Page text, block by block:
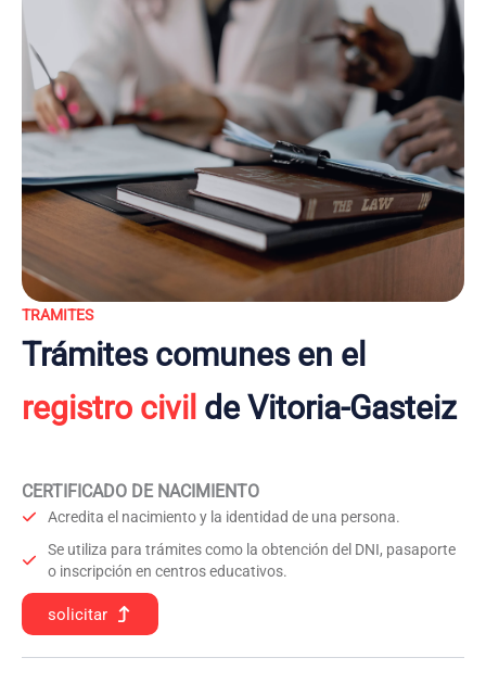
TRAMITES
Trámites comunes en el
registro civil de Vitoria-Gasteiz
CERTIFICADO DE NACIMIENTO
Acredita el nacimiento y la identidad de una persona.
Se utiliza para trámites como la obtención del DNI, pasaporte
o inscripción en centros educativos.
solicitar